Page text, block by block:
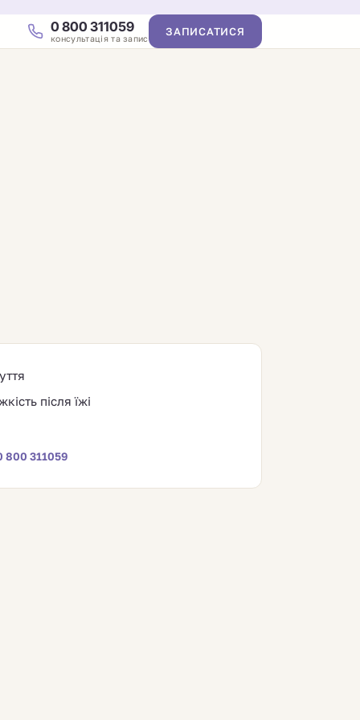
0 800 311059
консультація та запис
ЗАПИСАТИСЯ
після їжі
800 311059